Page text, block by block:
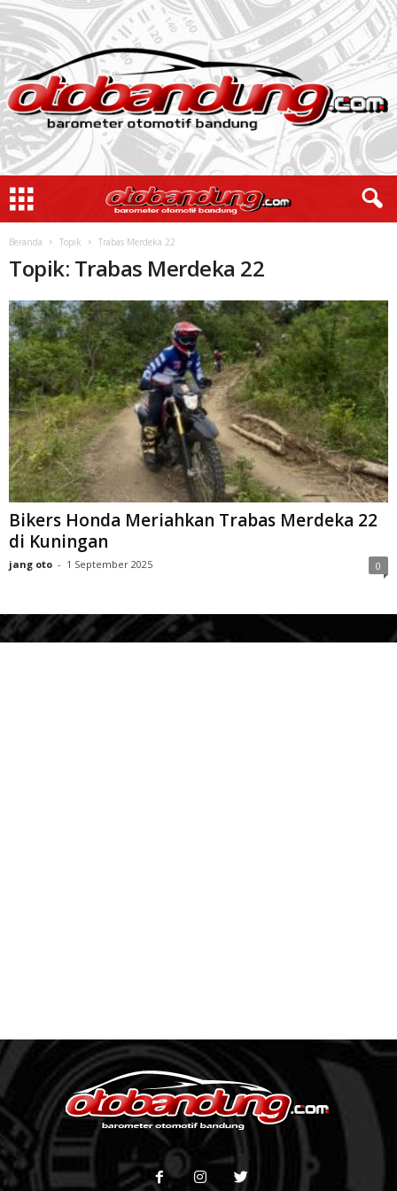
Beranda Topik Trabas Merdeka 22
Topik: Trabas Merdeka 22
Bikers Honda Meriahkan Trabas Merdeka 22
di Kuningan
jang oto - 1 September 2025 0